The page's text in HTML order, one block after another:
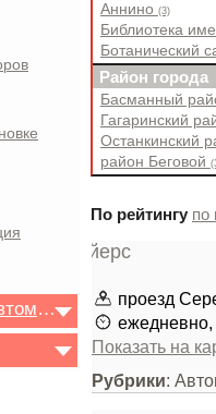
Купить-продать автомобиль
Аннино (3)
Библиотека
Ботанический
Район города
Басманный
Гагаринский
Останкинский
район Беговой
По рейтингу по
проезд
ежедневно,
Показать на
Рубрики: